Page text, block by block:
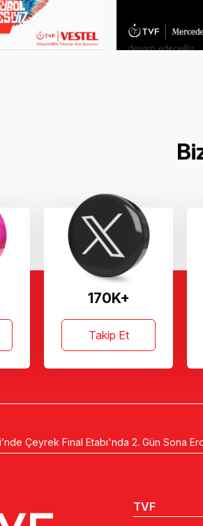
170K+
Takip Et
Çeyrek Final Etabı'nda 2. Gün Sona
TVF